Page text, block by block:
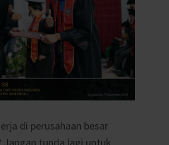
di perusahaan besar
Jangan tunda lagi untuk